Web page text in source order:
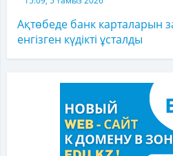
Ақтөбеде банк карталарын
енгізген күдікті ұсталды